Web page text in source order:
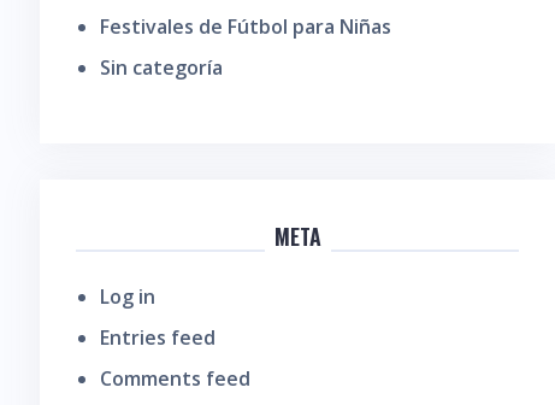
Festivales de Fútbol para Niñas
Sin categoría
META
Log in
Entries feed
Comments feed